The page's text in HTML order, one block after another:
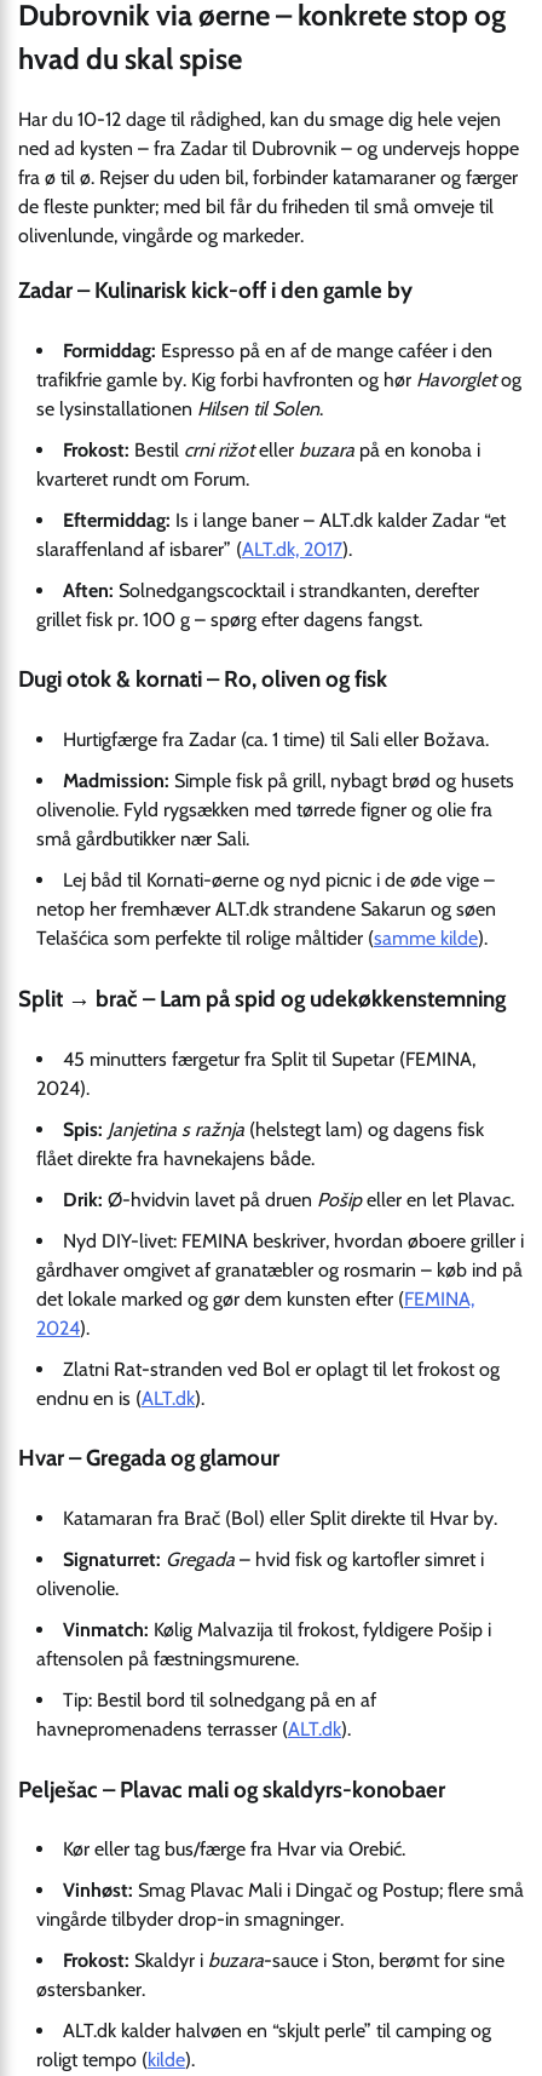
Dubrovnik via øerne – konkrete stop og
hvad du skal spise
Har du 10-12 dage til rådighed, kan du smage dig hele vejen
ned ad kysten – fra Zadar til Dubrovnik – og undervejs hoppe
fra ø til ø. Rejser du uden bil, forbinder katamaraner og færger
de fleste punkter; med bil får du friheden til små omveje til
olivenlunde, vingårde og markeder.
Zadar – Kulinarisk kick-off i den gamle by
Formiddag: Espresso på en af de mange caféer i den
trafikfrie gamle by. Kig forbi havfronten og hør Havorgletog
se lysinstallationen Hilsen til Solen.
Frokost: Bestil crni rižoteller buzara på en konoba i
kvarteret rundt om Forum.
Eftermiddag: Is i lange baner – ALT.dk kalder Zadar “et
slaraffenland af isbarer” (ALT.dk, 2017).
Aften: Solnedgangscocktail i strandkanten, derefter
grillet fisk pr. 100 g – spørg efter dagens fangst.
Dugi otok & kornati – Ro, oliven og fisk
Hurtigfærge fra Zadar (ca. 1 time) til Sali eller Božava.
Madmission: Simple fisk på grill, nybagt brød og husets
olivenolie. Fyld rygsækken med tørrede figner og olie fra
små gårdbutikker nær Sali.
Lej båd til Kornati-øerne og nyd picnic i de øde vige –
netop her fremhæver ALT.dk strandene Sakarun og søen
Telašćica som perfekte til rolige måltider (samme kilde).
Split → brač – Lam på spid og udekøkkenstemning
45 minutters færgetur fra Split til Supetar (FEMINA,
2024).
Spis: Janjetina s ražnja (helstegt lam) og dagens fisk
flået direkte fra havnekajens både.
Drik: Ø-hvidvin lavet på druen Pošipeller en let Plavac.
Nyd DIY-livet: FEMINA beskriver, hvordan øboere griller i
gårdhaver omgivet af granatæbler og rosmarin – køb ind på
det lokale marked og gør dem kunsten efter (FEMINA,
2024).
Zlatni Rat-stranden ved Bol er oplagt til let frokost og
endnu en is (ALT.dk).
Hvar – Gregada og glamour
Katamaran fra Brač (Bol) eller Split direkte til Hvar by.
Signaturret: Gregada – hvid fisk og kartofler simret i
olivenolie.
Vinmatch: Kølig Malvazija til frokost, fyldigere Pošip i
aftensolen på fæstningsmurene.
Tip: Bestil bord til solnedgang på en af
havnepromenadens terrasser (ALT.dk).
Pelješac – Plavac mali og skaldyrs-konobaer
Kør eller tag bus/færge fra Hvar via Orebić.
Vinhøst: Smag Plavac Mali i Dingač og Postup; flere små
vingårde tilbyder drop-in smagninger.
Frokost: Skaldyr i buzara-sauce i Ston, berømt for sine
østersbanker.
ALT.dk kalder halvøen en “skjult perle” til camping og
roligt tempo (kilde).